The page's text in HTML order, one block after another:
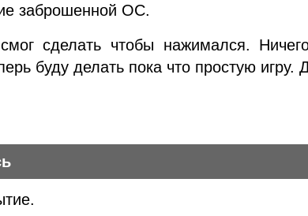
заброшенной ОС.
сделать чтобы нажимался.
буду делать пока что простую игру.